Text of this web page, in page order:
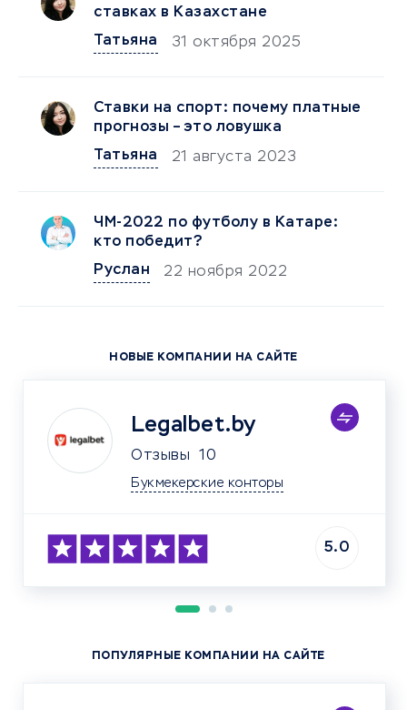
ставках в Казахстане
Татьяна
31 октября 2025
Ставки на спорт: почему платные
прогнозы – это ловушка
Татьяна
21 августа 2023
ЧМ-2022 по футболу в Катаре:
кто победит?
Руслан
22 ноября 2022
НОВЫЕ КОМПАНИИ НА САЙТЕ
Legalbet.by
Отзывы 10
Букмекерские конторы
5.0
ПОПУЛЯРНЫЕ КОМПАНИИ НА САЙТЕ